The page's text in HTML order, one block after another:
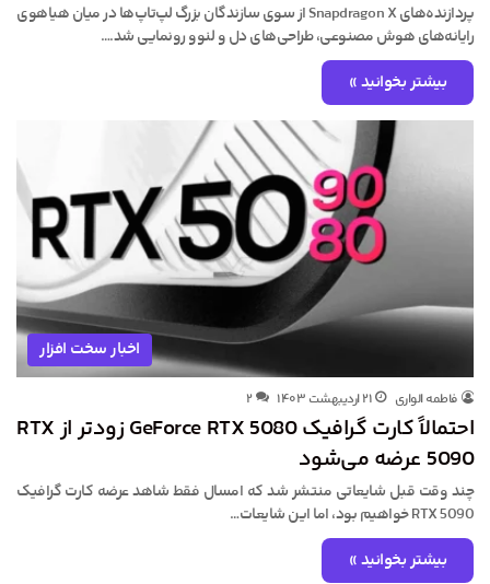
پردازنده‌های Snapdragon X از سوی سازندگان بزرگ لپ‌تاپ‌ها در میان هیاهوی
رایانه‌های هوش مصنوعی، طراحی‌های دل و لنوو رونمایی شد.…
بیشتر بخوانید »
اخبار سخت افزار
فاطمه الواری ۲۱ اردیبهشت ۱۴۰۳ ۲
احتمالاً کارت گرافیک GeForce RTX 5080 زودتر از RTX
5090 عرضه می‌شود
چند وقت قبل شایعاتی منتشر شد که امسال فقط شاهد عرضه کارت گرافیک
RTX 5090 خواهیم بود، اما این شایعات…
بیشتر بخوانید »